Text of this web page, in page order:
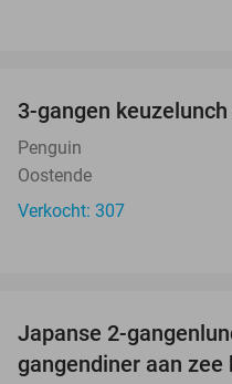
3-gangen
Penguin
Oostende
Verkocht: 307
Japanse 2-
gangendiner aan zee